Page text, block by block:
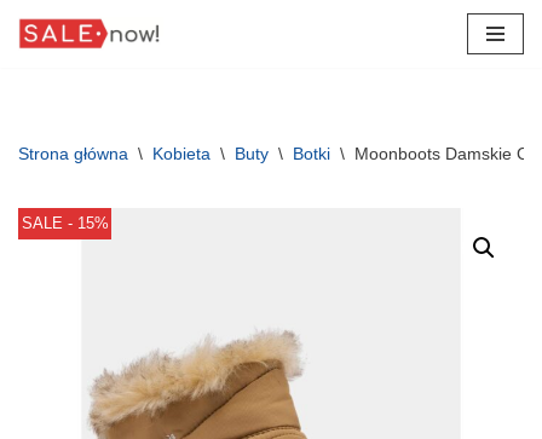
Strona główna \ Kobieta \ Buty \ Botki \ Moonboots Damskie
SALE - 15%